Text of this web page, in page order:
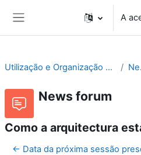
A
Utilização e Organização de Laboratórios Escolares
News forum
Como a arquitectura
← Data da próxima sessão